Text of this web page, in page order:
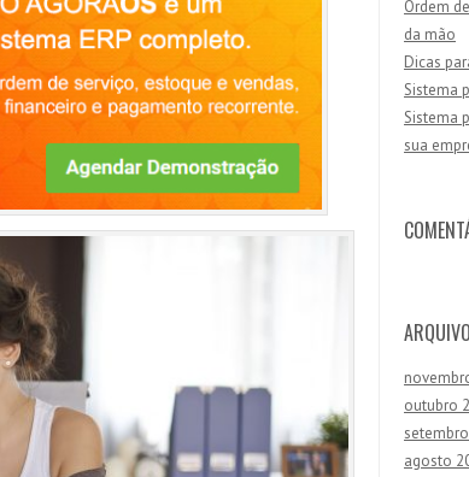
Ordem
da mão
Dicas
Sistema
Sistema
sua
outubro
agosto